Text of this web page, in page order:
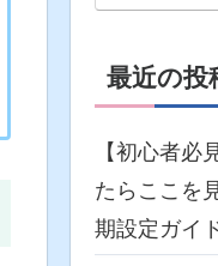
最近の投
【初心者必
たらここを
期設定ガイ